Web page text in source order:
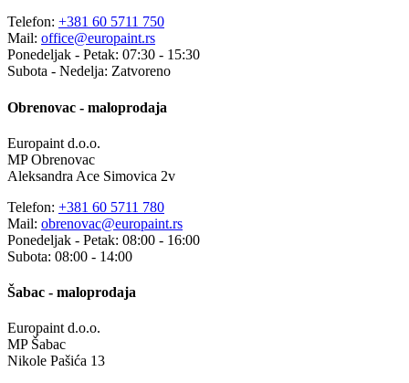
Telefon: +381 60 5711 750
Mail: office@europaint.rs
Ponedeljak - Petak: 07:30 - 15:30
Subota - Nedelja: Zatvoreno
Obrenovac - maloprodaja
Europaint d.o.o.
MP Obrenovac
Aleksandra Ace Simovica 2v
Telefon: +381 60 5711 780
Mail: obrenovac@europaint.rs
Ponedeljak - Petak: 08:00 - 16:00
Subota: 08:00 - 14:00
Šabac - maloprodaja
Europaint d.o.o.
MP Šabac
Nikole Pašića 13